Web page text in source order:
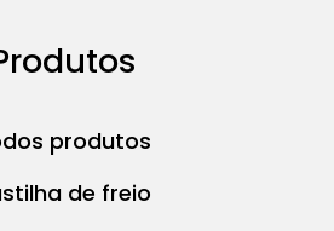
produtos
de freio